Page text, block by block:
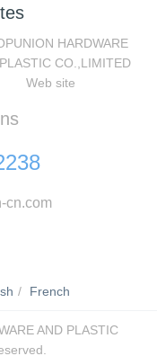
Web site
cn.com
French
AND PLASTIC